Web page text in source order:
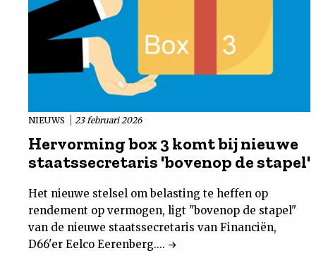
NIEUWS 23 februari 2026
Hervorming box 3 komt bij nieuwe
staatssecretaris 'bovenop de stapel'
Het nieuwe stelsel om belasting te heffen op
rendement op vermogen, ligt "bovenop de stapel"
van de nieuwe staatssecretaris van Financiën,
D66'er Eelco Eerenberg....